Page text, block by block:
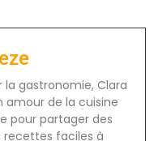
la gastronomie, Clara
amour de la cuisine
pour partager des
recettes faciles à